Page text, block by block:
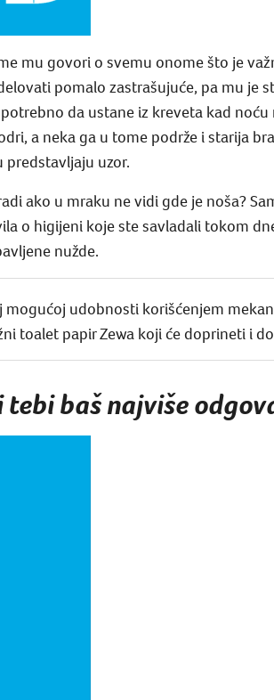
mu govori o svemu onome što je
pomalo zastrašujuće, pa mu je
da ustane iz kreveta kad
a neka ga u tome podrže i starija
uzor.
ako u mraku ne vidi gde je noša?
o higijeni koje ste savladali tokom
nužde.
udobnosti korišćenjem
toalet papir Zewa koji će doprineti i
baš najviše